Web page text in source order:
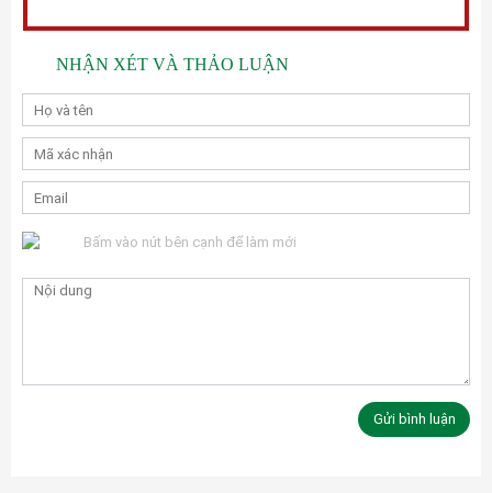
NHẬN XÉT VÀ THẢO LUẬN
Bấm vào nút bên cạnh để làm mới